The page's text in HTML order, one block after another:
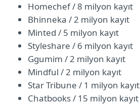
Homechef / 8 milyon kayıt
Bhinneka / 2 milyon kayıt
Minted / 5 milyon kayıt
Styleshare / 6 milyon kayıt
Ggumim / 2 milyon kayıt
Mindful / 2 milyon kayıt
Star Tribune / 1 milyon kayıt
Chatbooks / 15 milyon kayıt